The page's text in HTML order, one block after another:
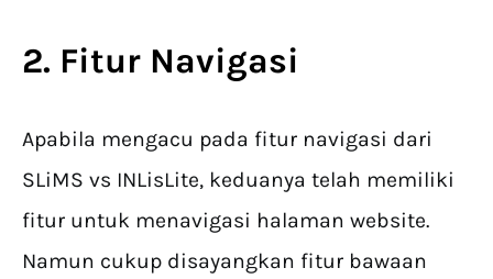
2. Fitur Navigasi
Apabila mengacu pada fitur navigasi dari
SLiMS vs INLisLite, keduanya telah memiliki
fitur untuk menavigasi halaman website.
Namun cukup disayangkan fitur bawaan